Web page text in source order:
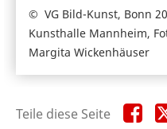
VG Bild-Kunst, Bonn
Kunsthalle Mannheim,
Margita Wickenhäuser
Teile diese Seite